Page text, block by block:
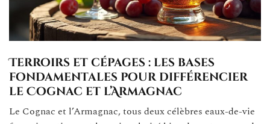
Terroirs et cépages : les bases
fondamentales pour différencier
le Cognac et l’Armagnac
Le Cognac et l’Armagnac, tous deux célèbres eaux-de-vie